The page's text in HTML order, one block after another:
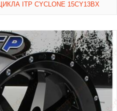
ITP CYCLONE 15CY13BX